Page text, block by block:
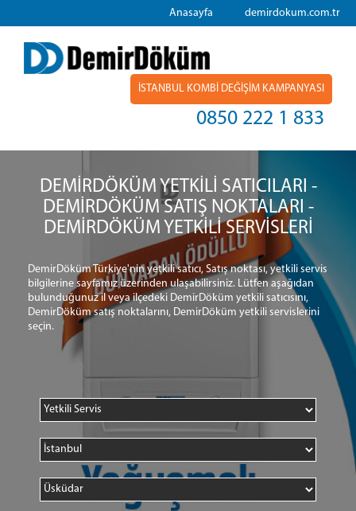
demirdokum.com.tr
Anasayfa
İSTANBUL KOMBİ DEĞİŞİM KAMPANYASI
0850 222 1 833
DEMİRDÖKÜM YETKİLİ SATICILARI -
DEMİRDÖKÜM SATIŞ NOKTALARI -
DEMİRDÖKÜM YETKİLİ SERVİSLERİ
DemirDöküm Türkiye'nin yetkili satıcı, Satış noktası, yetkili servis
bilgilerine sayfamız üzerinden ulaşabilirsiniz. Lütfen aşağıdan
bulunduğunuz il veya ilçedeki DemirDöküm yetkili satıcısını,
DemirDöküm satış noktalarını, DemirDöküm yetkili servislerini
seçin.